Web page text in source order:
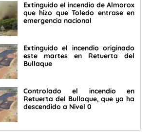
Extinguido el incendio de Almorox
que hizo que Toledo entrase en
emergencia nacional
Extinguido el incendio originado
este martes en Retuerta del
Bullaque
Controlado el incendio en
Retuerta del Bullaque, que ya ha
descendido a Nivel 0